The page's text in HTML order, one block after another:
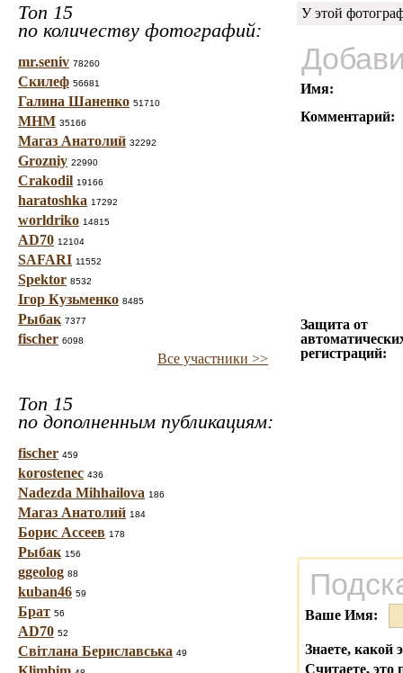
Топ 15
по количеству фотографий:
mr.seniv 78260
Скилеф 56681
Галина Шаненко 51710
МНМ 35166
Магаз Анатолий 32292
Grozniy 22990
Crakodil 19166
haratoshka 17292
worldriko 14815
AD70 12104
SAFARI 11552
Spektor 8532
Ігор Кузьменко 8485
Рыбак 7377
fischer 6098
Все участники >>
Топ 15
по дополненным публикациям:
fischer 459
korostenec 436
Nadezda Mihhailova 186
Магаз Анатолий 184
Борис Ассеев 178
Рыбак 156
ggeolog 88
kuban46 59
Брат 56
AD70 52
Світлана Бериславська 49
У этой
Имя:
Комментарий:
Защита от
регистраций:
Ваше Имя:
Знаете, какой
Считаете, это